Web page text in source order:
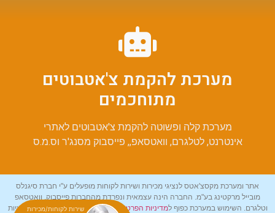
מערכת להקמת צ'אטבוטים
מתוחכמים
מערכת קלה ופשוטה להקמת צ'אטבוטים לאתרי
אינטרנט, לטלגרם, וואטסאפ,, פייסבוק מסנג'ר וס.מ.ס
אתר ומערכת מקסצ'אטס לנציגי מכירות ושירות לקוחות מופעלים ע"י חברת סיגנלס
מובייל מרקטינג בע"מ. החברה הינה עצמאית ונפרדת מהחברות פייסבוק, וואטסאפ
וטלגרם. השימוש במערכת כפוף למדיניות הפרטיות ולתנאי השירותשלנו ושל אפליקציות
שירות לקוחות/מכירות